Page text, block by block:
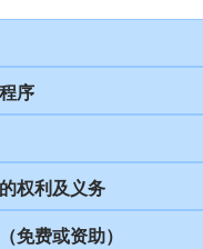
诉讼
师
序
讯程序
及经简易程序定罪
管辖权
权利及义务
免费或资助）